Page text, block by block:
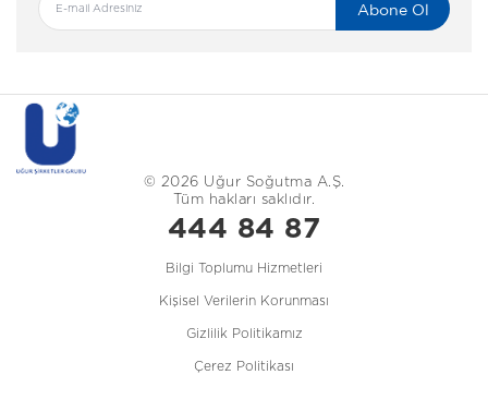
Abone Ol
© 2026 Uğur Soğutma A.Ş.
Tüm hakları saklıdır.
444 84 87
Bilgi Toplumu Hizmetleri
Kişisel Verilerin Korunması
Gizlilik Politikamız
Çerez Politikası